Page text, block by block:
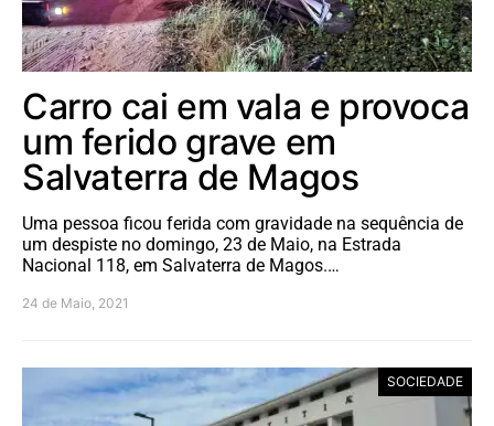
Carro cai em vala e provoca
um ferido grave em
Salvaterra de Magos
Uma pessoa ficou ferida com gravidade na sequência de
um despiste no domingo, 23 de Maio, na Estrada
Nacional 118, em Salvaterra de Magos.…
24 de Maio, 2021
SOCIEDADE